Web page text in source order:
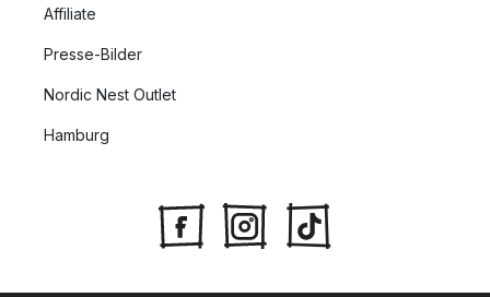
Affiliate
Presse-Bilder
Nordic Nest Outlet
Hamburg